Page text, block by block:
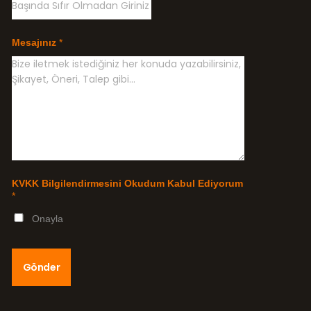
Mesajınız *
KVKK Bilgilendirmesini Okudum Kabul Ediyorum
*
Onayla
Gönder